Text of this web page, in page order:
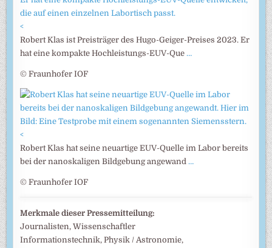
<
Robert Klas ist Preisträger des Hugo-Geiger-Preises 2023. Er
hat eine kompakte Hochleistungs-EUV-Que …
© Fraunhofer IOF
<
Robert Klas hat seine neuartige EUV-Quelle im Labor bereits
bei der nanoskaligen Bildgebung angewand …
© Fraunhofer IOF
Merkmale dieser Pressemitteilung:
Journalisten, Wissenschaftler
Informationstechnik, Physik / Astronomie,